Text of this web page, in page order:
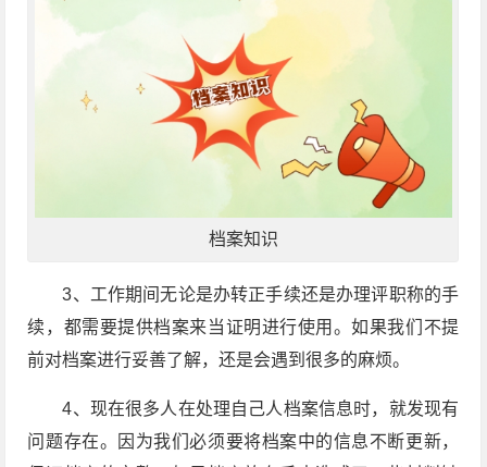
档案知识
3、工作期间无论是办转正手续还是办理评职称的手
续，都需要提供档案来当证明进行使用。如果我们不提
前对档案进行妥善了解，还是会遇到很多的麻烦。
4、现在很多人在处理自己人档案信息时，就发现有
问题存在。因为我们必须要将档案中的信息不断更新，